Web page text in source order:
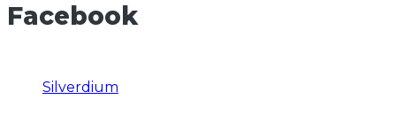
Facebook
Silverdium